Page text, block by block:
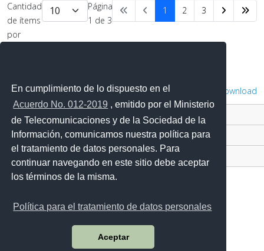
En cumplimiento de lo dispuesto en el
Acuerdo No. 012-2019 , emitido por el Ministerio
de Telecomunicaciones y de la Sociedad de la
Información, comunicamos nuestra política para
el tratamiento de datos personales. Para
continuar navegando en este sitio debe aceptar
los términos de la misma.
Política para el tratamiento de datos personales
Aceptar
Cantidad
de ítems
por
Página
1 de 3
1 2 3
Powered by Phoca Download
Contacto Ciudadano Digital
Portal Trámites Ciudadanos
Sistema Nacional de Información (SNI)
Código postal: 090205 / Guayaquil - Ecuador